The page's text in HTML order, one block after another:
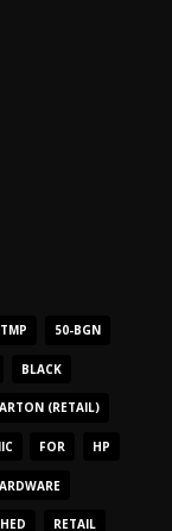
50-BGN
BLACK
(RETAIL)
FOR HP
RETAIL